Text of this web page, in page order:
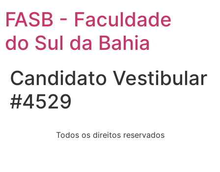
FASB - Faculdade
do Sul da Bahia
Candidato Vestibular
#4529
Todos os direitos reservados